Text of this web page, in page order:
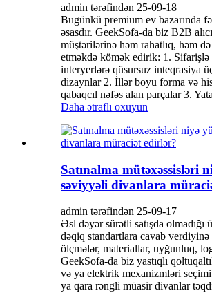
admin tərəfindən 25-09-18
Bugünkü premium ev bazarında
əsasdır. GeekSofa-da biz B2B
müştərilərinə həm rahatlıq, həm
etməkdə kömək edirik: 1. Sifarişlə
interyerlərə qüsursuz inteqrasiya
dizaynlar 2. İllər boyu forma və
qabaqcıl nəfəs alan parçalar 3.
Daha ətraflı oxuyun
Satınalma mütəxəssisləri
səviyyəli divanlara
admin tərəfindən 25-09-17
Əsl dəyər sürətli satışda olmadığı
dəqiq standartlara cavab
ölçmələr, materiallar, uyğunluq,
GeekSofa-da biz yastıqlı
və ya elektrik mexanizmləri
ya qara rəngli müasir divanlar